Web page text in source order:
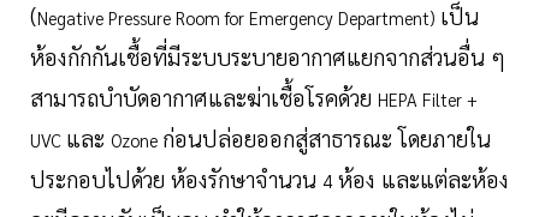
(Negative Pressure Room for Emergency Department) เป็น
ห้องกักกันเชื้อที่มีระบบระบายอากาศแยกจากส่วนอื่น ๆ
สามารถบำบัดอากาศและฆ่าเชื้อโรคด้วย HEPA Filter +
UVC และ Ozone ก่อนปล่อยออกสู่สาธารณะ โดยภายใน
ประกอบไปด้วย ห้องรักษาจำนวน 4 ห้อง และแต่ละห้อง